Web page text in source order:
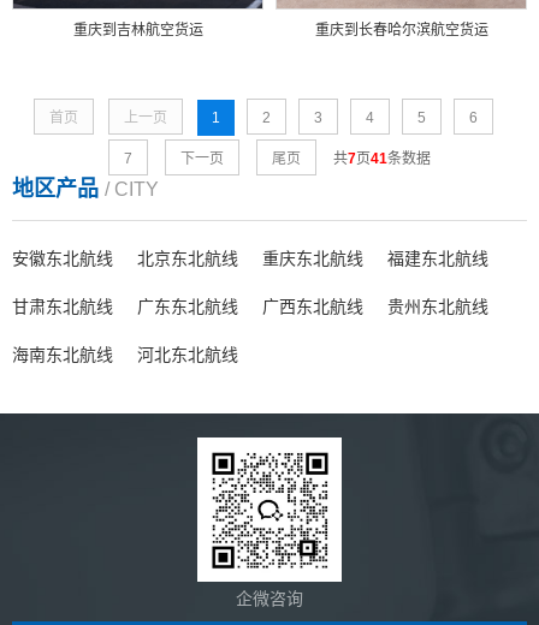
重庆到吉林航空货运 重庆到长春哈尔滨航空货运
首页 上一页 1 2 3 4 5 6
7 下一页 尾页 共7页41条数据
地区产品 / CITY
安徽东北航线 北京东北航线 重庆东北航线 福建东北航线
甘肃东北航线 广东东北航线 广西东北航线 贵州东北航线
海南东北航线 河北东北航线
企微咨询